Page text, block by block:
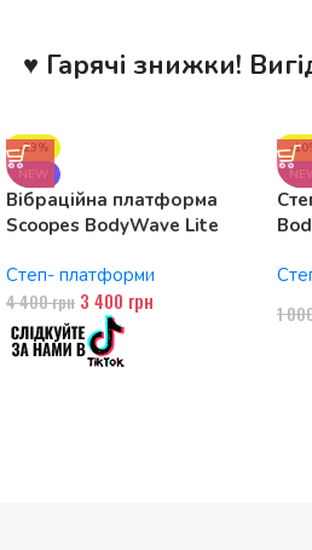
♥ Гарячі знижки!
-23%
NEW
Вібраційна платформа
Scoopes BodyWave Lite
Степ- платформи
4 400грн 3 400 грн
-
1